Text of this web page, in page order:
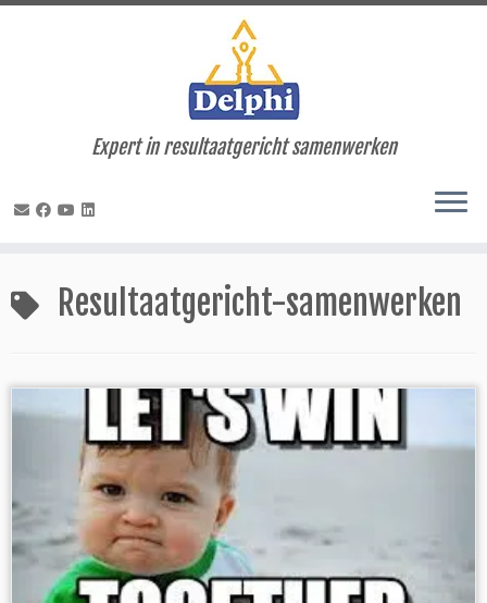
naar
inhoud
Expert in resultaatgericht samenwerken
Resultaatgericht-samenwerken